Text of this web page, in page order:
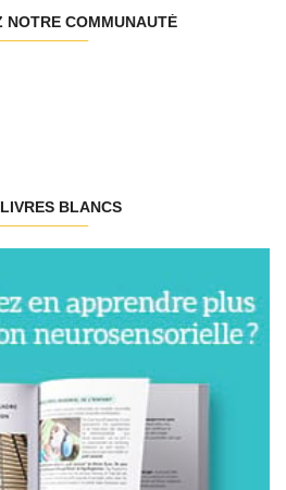
NOTRE COMMUNAUTÉ
BLANCS